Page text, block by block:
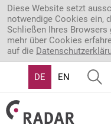
Direkt zum Inhalt
Diese Website setzt
notwendige Cookies ein,
Schließen Ihres Browsers
mehr über Cookies
auf die
DE EN